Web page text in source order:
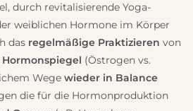
durch revitalisierende Yoga-
weiblichen Hormone im Körper
das regelmäßige Praktizieren von
Hormonspiegel (Östrogen vs.
Wegewieder in Balance
die für die Hormonproduktion